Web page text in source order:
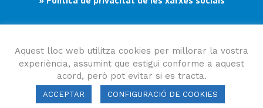
Segueix-nos
Aquest lloc web utilitza cookies per millorar la vostra
experiència, assumint que estigui conforme a aquest
acord, però pot evitar si es tracta.
ACCEPTAR CONFIGURACIÓ DE COOKIES